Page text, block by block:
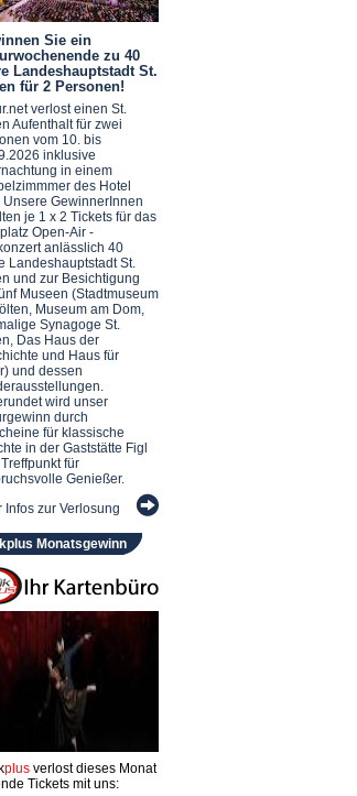
Sie ein
zu 40
Landeshauptstadt St.
für 2 Personen!
verlost einen St.
Aufenthalt für zwei
vom 10. bis
inklusive
in einem
des Hotel
Unsere GewinnerInnen
je 1 x 2 Tickets für das
Open-Air -
anlässlich 40
Landeshauptstadt St.
und zur Besichtigung
Museen (Stadtmuseum
Museum am Dom,
Synagoge St.
Das Haus der
und Haus für
und dessen
wird unser
durch
für klassische
in der Gaststätte Figl
für
Genießer.
Infos zur Verlosung
Monatsgewinn
plusverlost dieses Monat
Tickets mit uns: